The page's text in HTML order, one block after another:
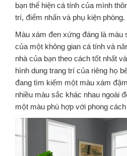
bạn thể hiện cá tính của mình
trí, điểm nhấn và phụ kiện phòng.
Màu xám đen xứng đáng là màu
của một không gian cá tính và
nhà của bạn theo cách tốt nhất
hình dung trang trí của riêng họ
đang tìm kiếm một màu xám
nhiều màu sắc khác nhau ngoài
một màu phù hợp với phong